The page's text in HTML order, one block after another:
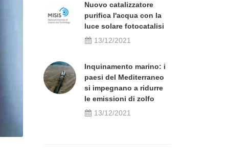
Nuovo catalizzatore
purifica l'acqua con la
luce solare fotocatalisi
13/12/2021
Inquinamento marino: i
paesi del Mediterraneo
si impegnano a ridurre
le emissioni di zolfo
13/12/2021